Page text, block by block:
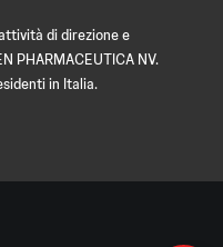
di direzione e
PHARMACEUTICA NV.
in Italia.